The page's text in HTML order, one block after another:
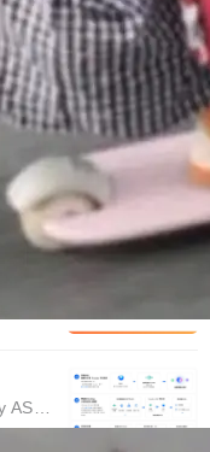
、管
在开
，Se
Vin
位全
步
一行
GitHu
/ Linu
/ Linu
件工
要载
百万
上下
史的
、业
个文
统的
仅能
语义
体在
京一
活腾
核心
司AI
架构
迁
移
登录
圈
、无
，但
暗面
、M
显
团队
上发
ASR
的